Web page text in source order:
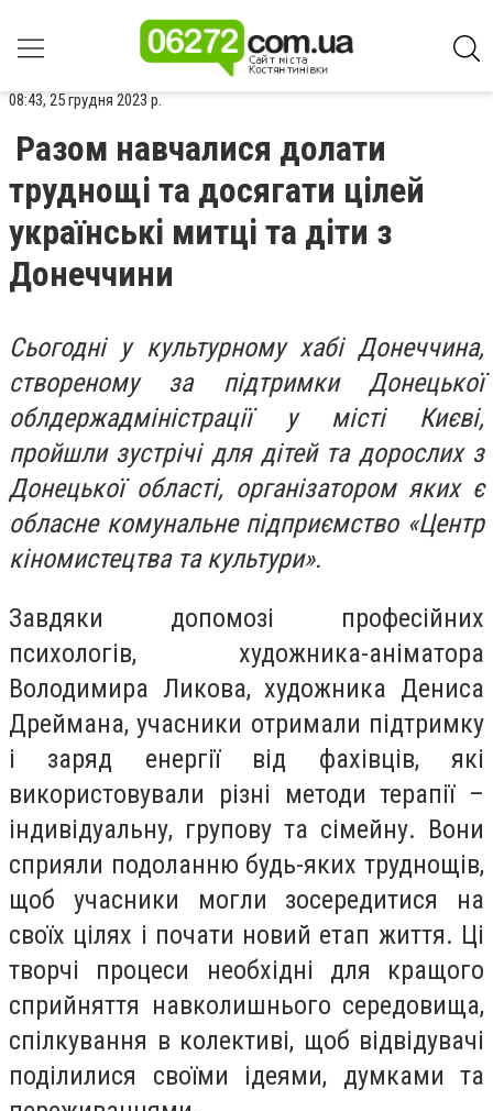
08:43, 25 грудня 2023 р.
Разом навчалися долати
труднощі та досягати цілей
українські митці та діти з
Донеччини
Сьогодні у культурному хабі Донеччина,
створеному за підтримки Донецької
облдержадміністрації у місті Києві,
пройшли зустрічі для дітей та дорослих з
Донецької області, організатором яких є
обласне комунальне підприємство «Центр
кіномистецтва та культури».
Завдяки допомозі професійних
психологів, художника-аніматора
Володимира Ликова, художника Дениса
Дреймана, учасники отримали підтримку
і заряд енергії від фахівців, які
використовували різні методи терапії –
індивідуальну, групову та сімейну. Вони
сприяли подоланню будь-яких труднощів,
щоб учасники могли зосередитися на
своїх цілях і почати новий етап життя. Ці
творчі процеси необхідні для кращого
сприйняття навколишнього середовища,
спілкування в колективі, щоб відвідувачі
поділилися своїми ідеями, думками та